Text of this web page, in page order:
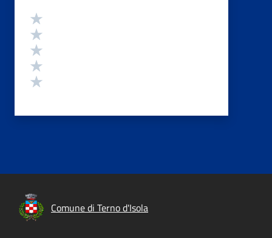
Valutazione
Comune di Terno d'Isola